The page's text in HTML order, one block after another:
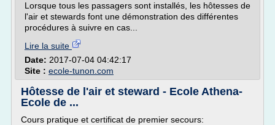
Lorsque tous les passagers sont installés, les hôtesses de
l'air et stewards font une démonstration des différentes
procédures à suivre en cas...
Lire la suite
Date: 2017-07-04 04:42:17
Site : ecole-tunon.com
Hôtesse de l'air et steward - Ecole Athena-
Ecole de ...
Cours pratique et certificat de premier secours: